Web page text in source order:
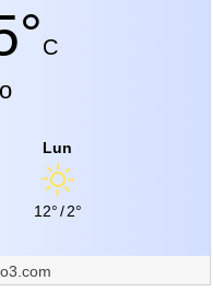
C
Lun
12°/2°